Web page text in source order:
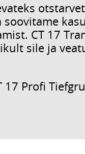
CT 17
sile ja
Profi